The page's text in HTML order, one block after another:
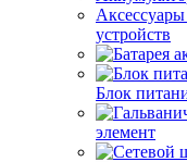
устройств
Блок
элемент